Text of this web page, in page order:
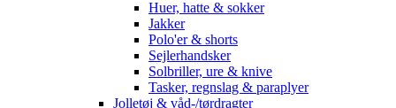
Huer, hatte & sokker
Jakker
Polo'er & shorts
Sejlerhandsker
Solbriller, ure & knive
Tasker, regnslag & paraplyer
Jolletøj & våd-/tørdragter